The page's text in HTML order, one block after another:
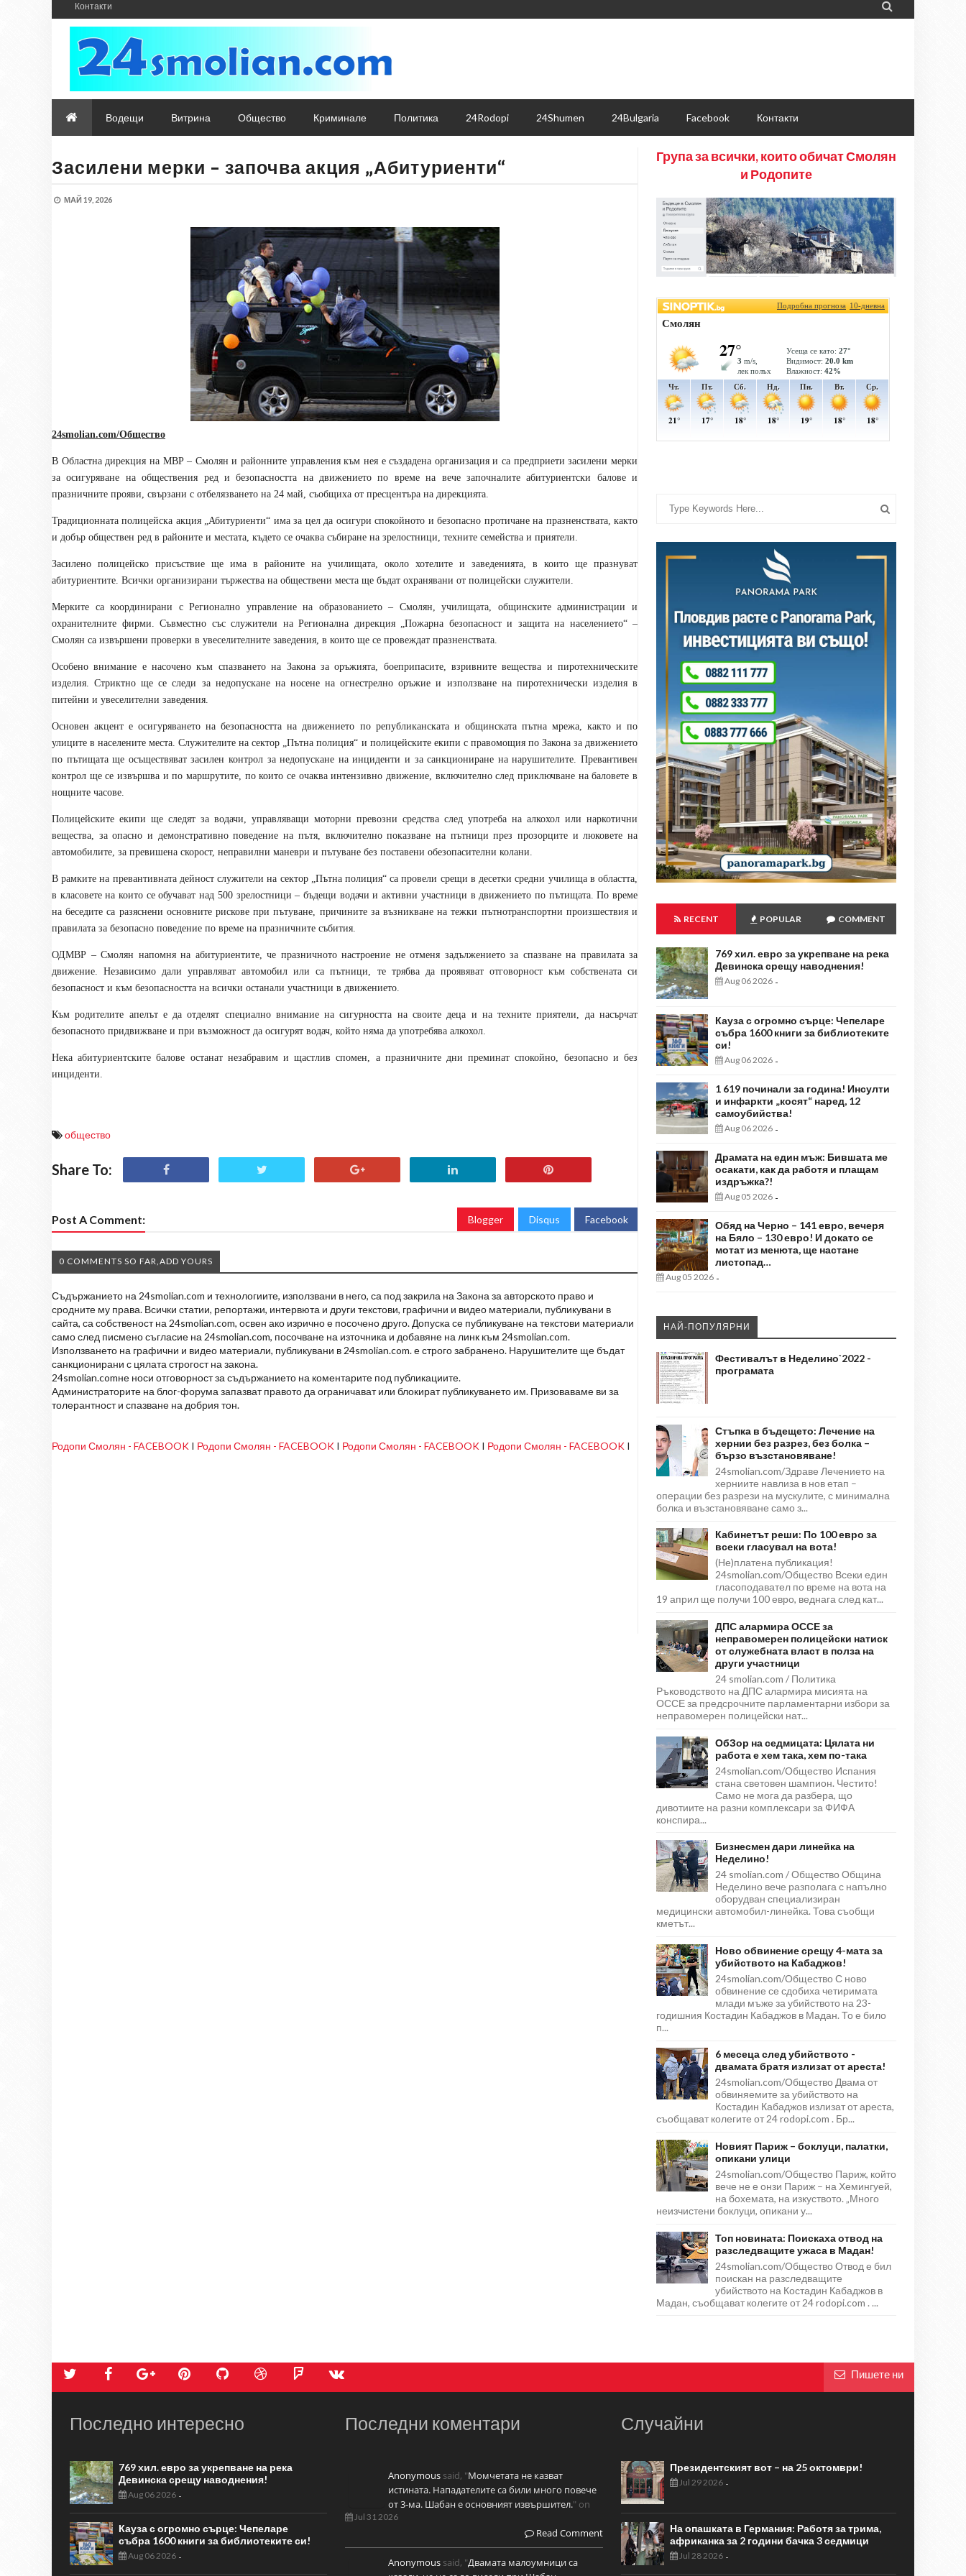
Контакти 
Водещи Витрина Общество Криминале Политика 24Rodopi 24Shumen 24Bulgaria Facebook Контакти
Засилени мерки – започва акция „Абитуриенти“
МАЙ 19, 2026
24smolian.com/Общество
В Областна дирекция на МВР – Смолян и районните управления към нея е създадена организация и са предприети засилени мерки
за осигуряване на обществения ред и безопасността на движението по време на вече започналите абитуриентски балове и
празничните прояви, свързани с отбелязването на 24 май, съобщиха от пресцентъра на дирекцията.
Традиционната полицейска акция „Абитуриенти“ има за цел да осигури спокойното и безопасно протичане на празненствата, както
и добър обществен ред в районите и местата, където се очаква събиране на зрелостници, техните семейства и приятели.
Засилено полицейско присъствие ще има в районите на училищата, около хотелите и заведенията, в които ще празнуват
абитуриентите. Всички организирани тържества на обществени места ще бъдат охранявани от полицейски служители.
Мерките са координирани с Регионално управление на образованието – Смолян, училищата, общинските администрации и
охранителните фирми. Съвместно със служители на Регионална дирекция „Пожарна безопасност и защита на населението“ –
Смолян са извършени проверки в увеселителните заведения, в които ще се провеждат празненствата.
Особено внимание е насочено към спазването на Закона за оръжията, боеприпасите, взривните вещества и пиротехническите
изделия. Стриктно ще се следи за недопускане на носене на огнестрелно оръжие и използване на пиротехнически изделия в
питейни и увеселителни заведения.
Основен акцент е осигуряването на безопасността на движението по републиканската и общинската пътна мрежа, както и по
улиците в населените места. Служителите на сектор „Пътна полиция“ и полицейските екипи с правомощия по Закона за движението
по пътищата ще осъществяват засилен контрол за недопускане на инциденти и за санкциониране на нарушителите. Превантивен
контрол ще се извършва и по маршрутите, по които се очаква интензивно движение, включително след приключване на баловете в
нощните часове.
Полицейските екипи ще следят за водачи, управляващи моторни превозни средства след употреба на алкохол или наркотични
вещества, за опасно и демонстративно поведение на пътя, включително показване на пътници през прозорците и люковете на
автомобилите, за превишена скорост, неправилни маневри и пътуване без поставени обезопасителни колани.
В рамките на превантивната дейност служители на сектор „Пътна полиция“ са провели срещи в десетки средни училища в областта,
в класовете на които се обучават над 500 зрелостници – бъдещи водачи и активни участници в движението по пътищата. По време
на беседите са разяснени основните рискове при пътуване, причините за възникване на тежки пътнотранспортни произшествия и
правилата за безопасно поведение по време на празничните събития.
ОДМВР – Смолян напомня на абитуриентите, че празничното настроение не отменя задължението за спазване на правилата за
движение. Независимо дали управляват автомобил или са пътници, те трябва да проявяват отговорност към собствената си
безопасност и към безопасността на всички останали участници в движението.
Към родителите апелът е да отделят специално внимание на сигурността на своите деца и на техните приятели, да насърчат
безопасното придвижване и при възможност да осигурят водач, който няма да употребява алкохол.
Нека абитуриентските балове останат незабравим и щастлив спомен, а празничните дни преминат спокойно, безопасно и без
инциденти.
общество
Share To:
Post A Comment: Blogger Disqus Facebook
0 COMMENTS SO FAR,ADD YOURS
Съдържанието на 24smolian.com и технологиите, използвани в него, са под закрила на Закона за авторското право и
сродните му права. Всички статии, репортажи, интервюта и други текстови, графични и видео материали, публикувани в
сайта, са собственост на 24smolian.com, освен ако изрично е посочено друго. Допуска се публикуване на текстови материали
само след писмено съгласие на 24smolian.com, посочване на източника и добавяне на линк към 24smolian.com.
Използването на графични и видео материали, публикувани в 24smolian.com. е строго забранено. Нарушителите ще бъдат
санкционирани с цялата строгост на закона.
24smolian.comне носи отговорност за съдържанието на коментарите под публикациите.
Администраторите на блог-форума запазват правото да ограничават или блокират публикуването им. Призоваваме ви за
толерантност и спазване на добрия тон.
Родопи Смолян - FACEBOOK I Родопи Смолян - FACEBOOK I Родопи Смолян - FACEBOOK I Родопи Смолян - FACEBOOK I
Група за всички, които обичат Смолян
и Родопите
RECENT POPULAR COMMENT
769 хил. евро за укрепване на река
Девинска срещу наводнения!
Aug 06 2026 -
Кауза с огромно сърце: Чепеларе
събра 1600 книги за библиотеките
си!
Aug 06 2026 -
1 619 починали за година! Инсулти
и инфаркти „косят“ наред, 12
самоубийства!
Aug 06 2026 -
Драмата на един мъж: Бившата ме
осакати, как да работя и плащам
издръжка?!
Aug 05 2026 -
Обяд на Черно – 141 евро, вечеря
на Бяло – 130 евро! И докато се
мотат из менюта, ще настане
листопад…
Aug 05 2026 -
НАЙ-ПОПУЛЯРНИ
Фестивалът в Неделино`2022 -
програмата
Стъпка в бъдещето: Лечение на
хернии без разрез, без болка –
бързо възстановяване!
24smolian.com/Здраве Лечението на
херниите навлиза в нов етап –
операции без разрези на мускулите, с минимална
болка и възстановяване само з...
Кабинетът реши: По 100 евро за
всеки гласувал на вота!
(Не)платена публикация!
24smolian.com/Общество Всеки един
гласоподавател по време на вота на
19 април ще получи 100 евро, веднага след кат...
ДПС алармира ОССЕ за
неправомерен полицейски натиск
от служебната власт в полза на
други участници
24 smolian.com / Политика
Ръководството на ДПС алармира мисията на
ОССЕ за предсрочните парламентарни избори за
неправомерен полицейски нат...
ОбЗор на седмицата: Цялата ни
работа е хем така, хем по-така
24smolian.com/Общество Испания
стана световен шампион. Честито!
Само не мога да разбера, що
дивотиите на разни комплексари за ФИФА
конспира...
Бизнесмен дари линейка на
Неделино!
24 smolian.com / Общество Община
Неделино вече разполага с напълно
оборудван специализиран
медицински автомобил-линейка. Това съобщи
кметът...
Ново обвинение срещу 4-мата за
убийството на Кабаджов!
24smolian.com/Общество С ново
обвинение се сдобиха четиримата
млади мъже за убийството на 23-
годишния Костадин Кабаджов в Мадан. То е било
п...
6 месеца след убийството -
двамата братя излизат от ареста!
24smolian.com/Общество Двама от
обвиняемите за убийството на
Костадин Кабаджов излизат от ареста,
съобщават колегите от 24 rodopi.com . Бр...
Новият Париж – боклуци, палатки,
опикани улици
24smolian.com/Общество Париж, който
вече не е онзи Париж – на Хемингуей,
на бохемата, на изкуството. „Много
неизчистени боклуци, опикани у...
Топ новината: Поискаха отвод на
разследващите ужаса в Мадан!
24smolian.com/Общество Отвод е бил
поискан на разследващите
убийството на Костадин Кабаджов в
Мадан, съобщават колегите от 24 rodopi.com . ...
Пишете ни
Последно интересно
769 хил. евро за укрепване на река
Девинска срещу наводнения!
Aug 06 2026 -
Кауза с огромно сърце: Чепеларе
събра 1600 книги за библиотеките си!
Aug 06 2026 -
Последни коментари
Anonymous said, "Момчетата не казват
истината. Нападателите са били много повече
от 3-ма. Шабан е основният извършител." on
Jul 31 2026
Read Comment
Anonymous said, "Двамата малоумници са
Случайни
Президентският вот – на 25 октомври!
Jul 29 2026-
На опашката в Германия: Работя за трима,
африканка за 2 години бачка 3 седмици
Jul 28 2026-